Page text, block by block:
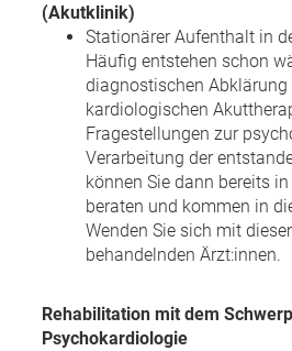
(Akutklinik)
Stationärer Aufenthalt in
Häufig entstehen schon
diagnostischen Abklärung
kardiologischen
Fragestellungen zur
Verarbeitung der
können Sie dann bereits
beraten und kommen in
Wenden Sie sich mit
behandelnden Ärzt:innen.
Rehabilitation mit dem
Psychokardiologie